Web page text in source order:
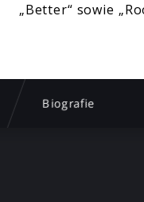
„Better“ sowie
Biografie